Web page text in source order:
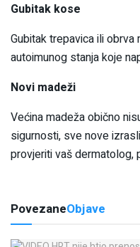
Gubitak kose
Gubitak trepavica ili
autoimunog stanja koje
Novi madeži
Većina madeža obično
sigurnosti, sve nove
provjeriti vaš dermatolog,
PovezaneObjave